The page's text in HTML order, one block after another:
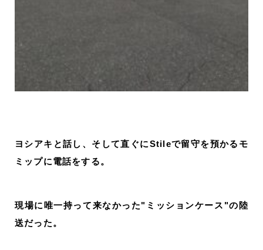
ヨシアキと話し、そして直ぐにStileで留守を預かるモ
ミップに電話をする。
現場に唯一持って来なかった"ミッションケース"の陸
送だった。